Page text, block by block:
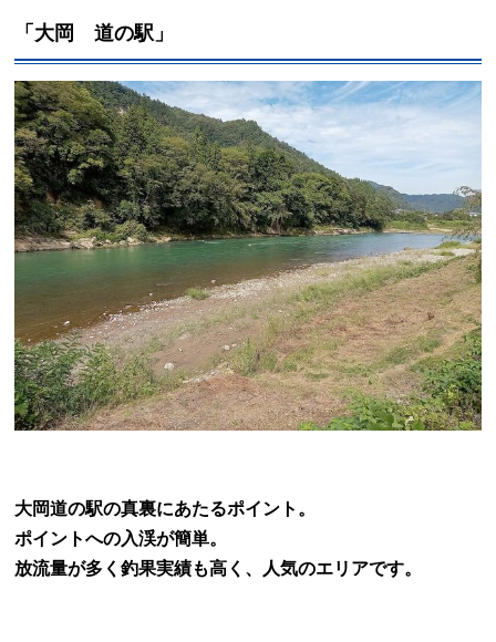
「大岡 道の駅」
大岡道の駅の真裏にあたるポイント。
ポイントへの入渓が簡単。
放流量が多く釣果実績も高く、人気のエリアです。